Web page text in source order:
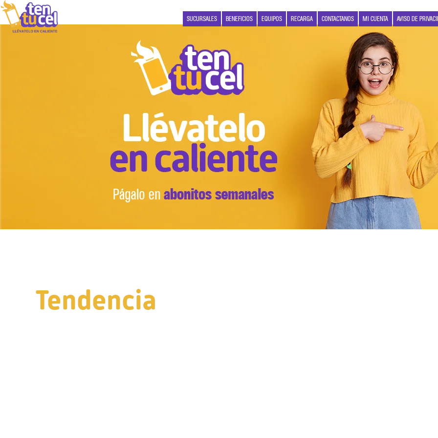
SUCURSALES BENEFICIOS EQUIPOS RECARGA CONTACTANOS MI CUENTA AVISO DE
Tendencia